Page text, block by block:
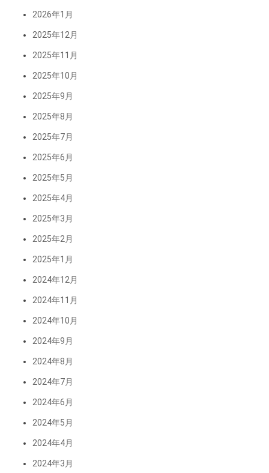
2026年1月
2025年12月
2025年11月
2025年10月
2025年9月
2025年8月
2025年7月
2025年6月
2025年5月
2025年4月
2025年3月
2025年2月
2025年1月
2024年12月
2024年11月
2024年10月
2024年9月
2024年8月
2024年7月
2024年6月
2024年5月
2024年4月
2024年3月